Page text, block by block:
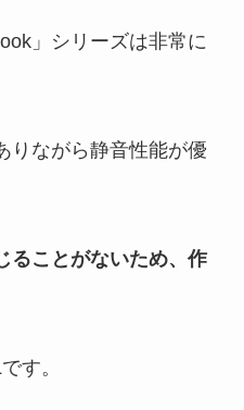
」シリーズは非常に
りながら静音性能が優
ることがないため、作
す。